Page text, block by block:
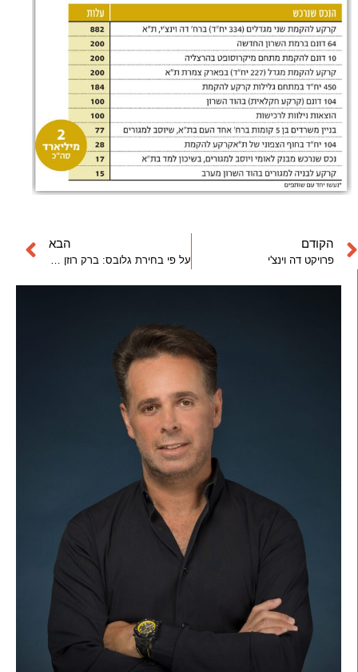
הקודם
פרויקט דה וינצ'י
הבא
על פי בחירת גלובס: ברק רוזן (מבעלי קנדה ישראל) הוא יזם הנדל"ן המשפיע ביותר לשנת 2016